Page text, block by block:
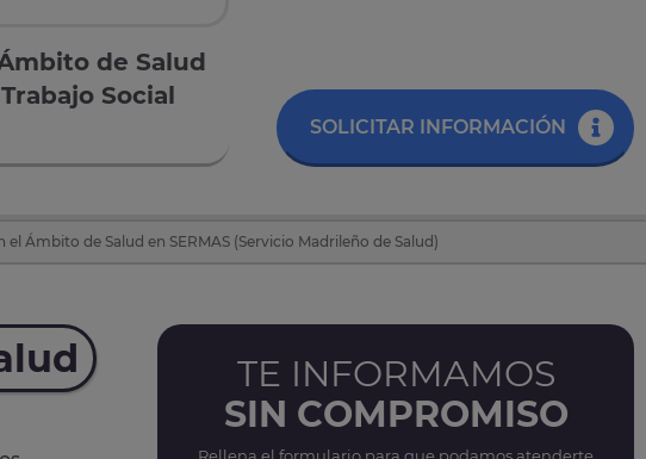
de Salud
Trabajo Social
SOLICITAR INFORMACIÓN
el Ámbito de Salud en SERMAS (Servicio Madrileño de Salud)
TE INFORMAMOS
SIN COMPROMISO
Rellena el formulario para que podamos atenderte